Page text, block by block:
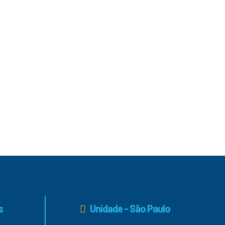
Unidade - São Paulo